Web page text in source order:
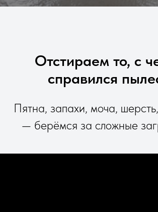
Отстираем то, с
справился
Пятна, запахи, моча,
— берёмся за сложные